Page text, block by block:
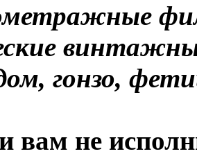
гонзо,
вам не